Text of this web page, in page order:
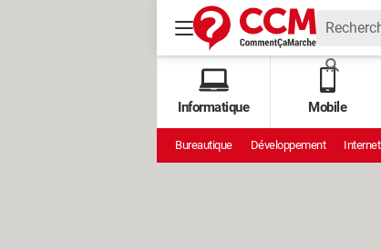
Informatique Mobile
Bureautique Développement Internet